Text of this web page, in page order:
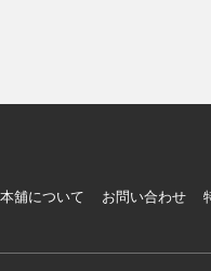
舖について お問い合わせ